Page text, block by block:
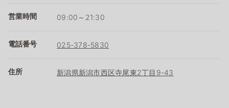
営業時間 09:00～21:30
電話番号 025-378-5830
住所 新潟県新潟市西区寺尾東2丁目9-43